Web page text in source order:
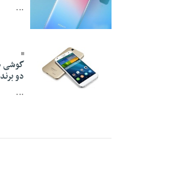
19 Mehr 1398 - 15:08
...
06 Mordad 1395 -
گوشی
دو
...